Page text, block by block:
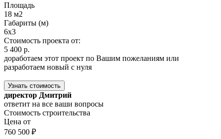
Площадь
18 м2
Габариты (м)
6x3
Стоимость проекта от:
5 400 р.
доработаем этот проект по Вашим пожеланиям или
разработаем новый с нуля
Узнать стоимость
директор Дмитрий
ответит на все ваши вопросы
Стоимость строительства
Цена от
760 500 ₽